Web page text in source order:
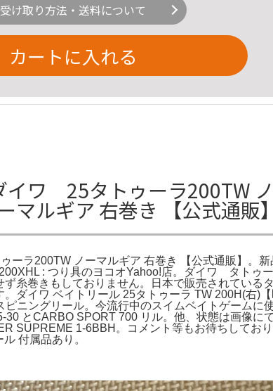
受け取り方法・送料について
カートに入れる
ワ 25タトゥーラ200TW
マルギア 右巻き 【公式通販
ーラ200TW ノーマルギア 右巻き 【公式通販】。
: つり具のヨコオYahoo!店。ダイワ タト
糸巻きもしておりません。日本で販売されてい
ダイワ ベイトリール 25タトゥーラ TW 200H(右)
ピニングリール。今流行中のスイムベイトゲーム
30 とCARBO SPORT 700 リル。他、状態は画
SUPREME 1-6BBH。コメント等もお待ちして
付属品あり。